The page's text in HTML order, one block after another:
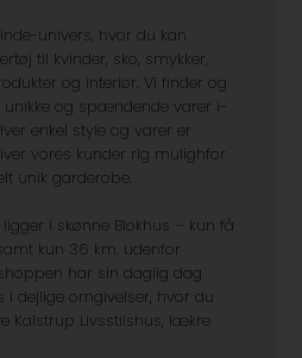
univers, hvor du kan
til kvinder, sko, smykker,
og interiør. Vi finder og
og spændende varer i-
enkel style og varer er
vores kunder rig mulighfor
unik garderobe.
i skønne Blokhus – kun få
kun 36 km. udenfor
har sin daglig dag
i dejlige omgivelser, hvor du
Kalstrup Livsstilshus, lækre